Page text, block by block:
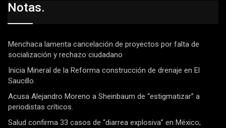
Notas.
Menchaca lamenta cancelación de proyectos por falta de
socialización y rechazo ciudadano
Inicia Mineral de la Reforma construcción de drenaje en El
Saucillo.
Acusa Alejandro Moreno a Sheinbaum de “estigmatizar” a
periodistas críticos.
Salud confirma 33 casos de “diarrea explosiva” en México;